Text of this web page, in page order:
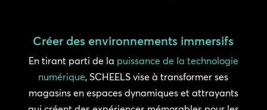
Créer des environnements immersifs
En tirant parti de la puissance de la technologie
numérique, SCHEELS vise à transformer ses
magasins en espaces dynamiques et attrayants